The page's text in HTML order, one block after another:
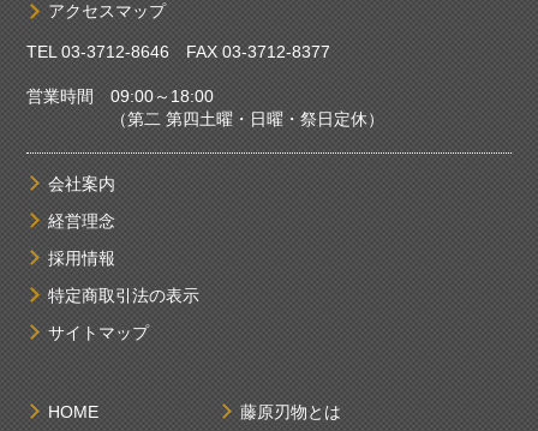
アクセスマップ
TEL03-3712-8646FAX 03-3712-8377
営業時間 09:00～18:00
（第二 第四土曜・日曜・祭日定休）
会社案内
経営理念
採用情報
特定商取引法の表示
サイトマップ
HOME
藤原刃物とは